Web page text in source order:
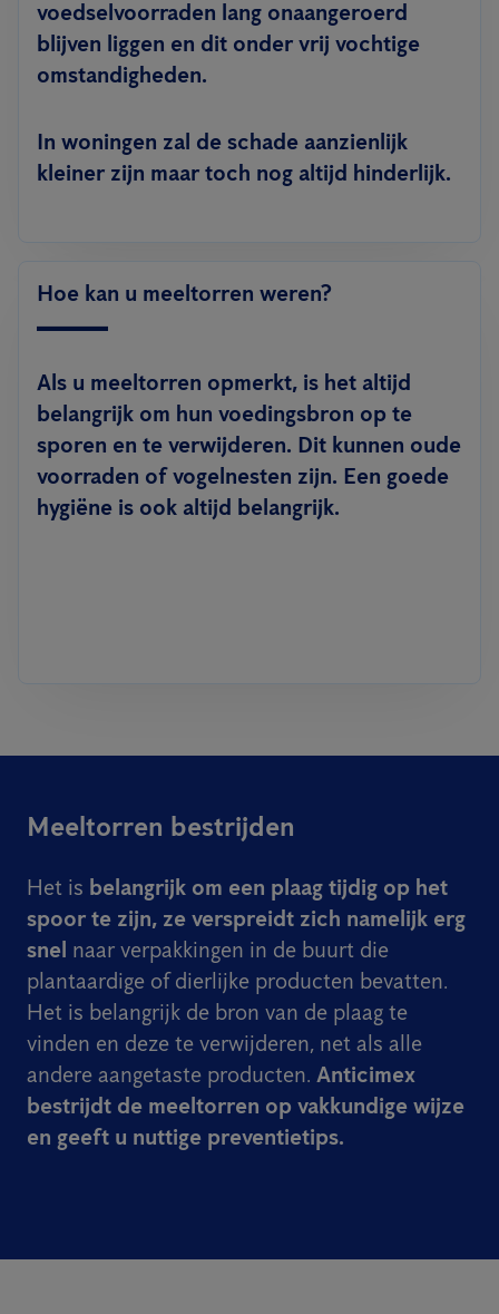
voedselvoorraden lang onaangeroerd
blijven liggen en dit onder vrij vochtige
omstandigheden.
In woningen zal de schade aanzienlijk
kleiner zijn maar toch nog altijd hinderlijk.
Hoe kan u meeltorren weren?
Als u meeltorren opmerkt, is het altijd
belangrijk om hun voedingsbron op te
sporen en te verwijderen. Dit kunnen oude
voorraden of vogelnesten zijn. Een goede
hygiëne is ook altijd belangrijk.
Meeltorren bestrijden
Het is belangrijk om een plaag tijdig op het
spoor te zijn, ze verspreidt zich namelijk erg
snel naar verpakkingen in de buurt die
plantaardige of dierlijke producten bevatten.
Het is belangrijk de bron van de plaag te
vinden en deze te verwijderen, net als alle
andere aangetaste producten. Anticimex
bestrijdt de meeltorren op vakkundige wijze
en geeft u nuttige preventietips.